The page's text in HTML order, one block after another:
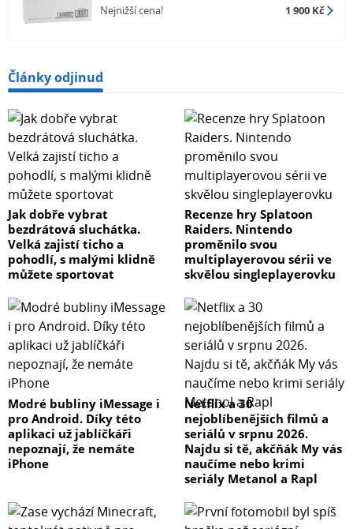
Nejnižší cena! 1 900 Kč
Články odjinud
Jak dobře vybrat
bezdrátová sluchátka.
Velká zajistí ticho a
pohodlí, s malými klidně
můžete sportovat
Recenze hry Splatoon
Raiders. Nintendo
proměnilo svou
multiplayerovou sérii ve
skvělou singleplayerovku
Modré bubliny iMessage i
pro Android. Díky této
aplikaci už jablíčkáři
nepoznají, že nemáte
iPhone
Netflix a 30
nejoblíbenějších filmů a
seriálů v srpnu 2026.
Najdu si tě, akčňák My vás
naučíme nebo krimi
seriály Metanol a Rapl